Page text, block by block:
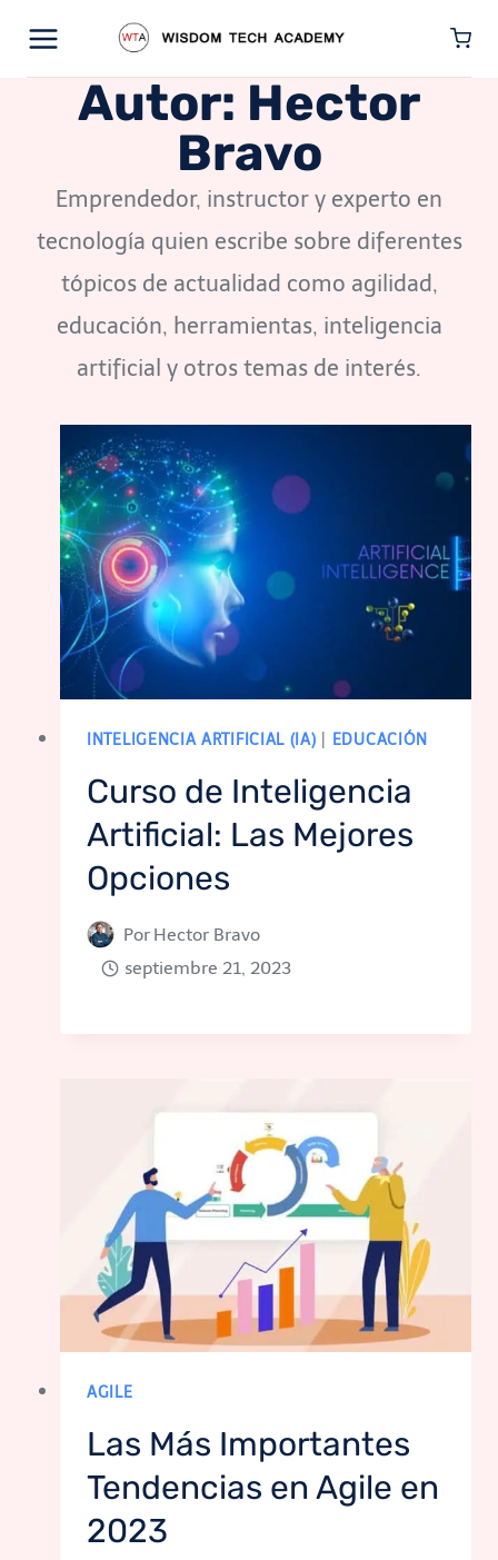
contenidoAutor: Hector
Bravo
Emprendedor, instructor y experto en
tecnología quien escribe sobre diferentes
tópicos de actualidad como agilidad,
educación, herramientas, inteligencia
artificial y otros temas de interés.
INTELIGENCIA ARTIFICIAL (IA) EDUCACIÓN
Curso de Inteligencia
Artificial: Las Mejores
Opciones
Por Hector Bravo
septiembre 21, 2023
AGILE
Las Más Importantes
Tendencias en Agile en
2023